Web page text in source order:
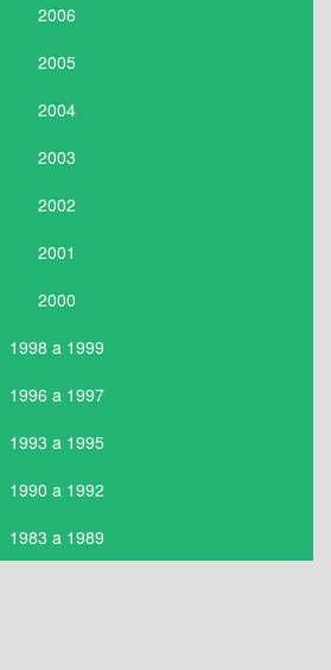
2006
2005
2004
2003
2002
2001
2000
1998 a 1999
1996 a 1997
1993 a 1995
1990 a 1992
1983 a 1989